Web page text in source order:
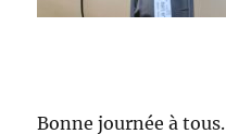
Bonne journée à tous.